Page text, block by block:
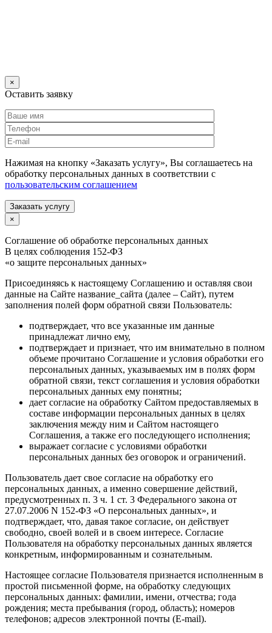
×
Оставить заявку
Нажимая на кнопку «Заказать услугу», Вы соглашаетесь на
обработку персональных данных в соответствии с
пользовательским соглашением
Заказать услугу
×
Соглашение об обработке персональных данных
В целях соблюдения 152-ФЗ
«о защите персональных данных»
Присоединяясь к настоящему Соглашению и оставляя свои
данные на Сайте название_сайта (далее – Сайт), путем
заполнения полей форм обратной связи Пользователь:
подтверждает, что все указанные им данные
принадлежат лично ему,
подтверждает и признает, что им внимательно в полном
объеме прочитано Соглашение и условия обработки его
персональных данных, указываемых им в полях форм
обратной связи, текст соглашения и условия обработки
персональных данных ему понятны;
дает согласие на обработку Сайтом предоставляемых в
составе информации персональных данных в целях
заключения между ним и Сайтом настоящего
Соглашения, а также его последующего исполнения;
выражает согласие с условиями обработки
персональных данных без оговорок и ограничений.
Пользователь дает свое согласие на обработку его
персональных данных, а именно совершение действий,
предусмотренных п. 3 ч. 1 ст. 3 Федерального закона от
27.07.2006 N 152-ФЗ «О персональных данных», и
подтверждает, что, давая такое согласие, он действует
свободно, своей волей и в своем интересе. Согласие
Пользователя на обработку персональных данных является
конкретным, информированным и сознательным.
Настоящее согласие Пользователя признается исполненным в
простой письменной форме, на обработку следующих
персональных данных: фамилии, имени, отчества; года
рождения; места пребывания (город, область); номеров
телефонов; адресов электронной почты (E-mail).